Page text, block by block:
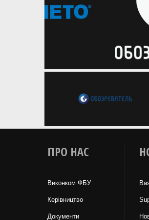
ПРО НАС
Виконком ФБУ
Керівництво
Документи